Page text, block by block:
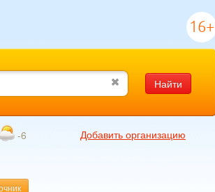
16+
Найти
-6
Добавить организацию